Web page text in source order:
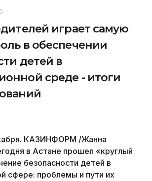
играет самую
в обеспечении
детей в
среде - итоги
КАЗИНФОРМ /Жанна
в Астане прошел «круглый
безопасности детей в
сфере: проблемы и пути их